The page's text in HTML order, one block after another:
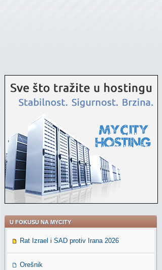
U FOKUSU NA MYCITY
Rat Izrael i SAD protiv Irana 2026
Orešnik